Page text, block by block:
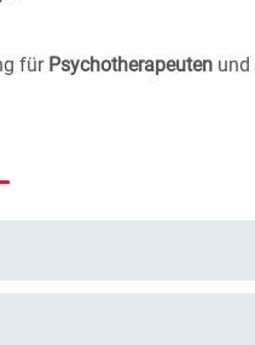
für Psychotherapeuten und